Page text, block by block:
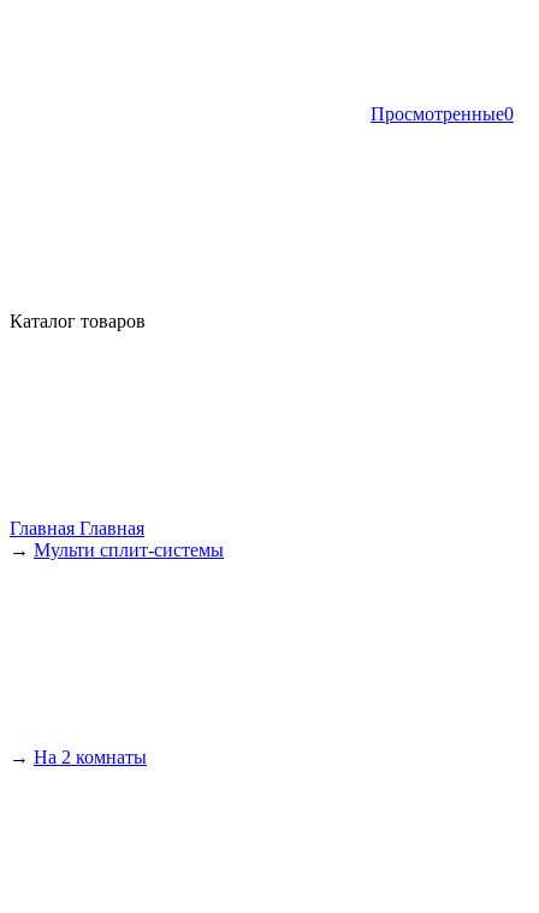
Просмотренные0
Каталог товаров
Главная Главная
→ Мульти сплит-системы
→ На 2 комнаты